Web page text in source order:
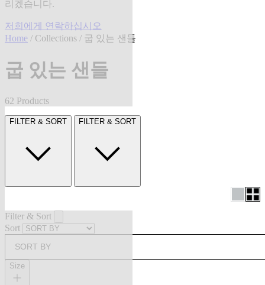
리겠습니다.
저희에게 연락하십시오
Home / Collections / 굽 있는 샌들
굽 있는 샌들
62 Products
FILTER & SORT FILTER & SORT
Filter & Sort
Sort
SORT BY
Size